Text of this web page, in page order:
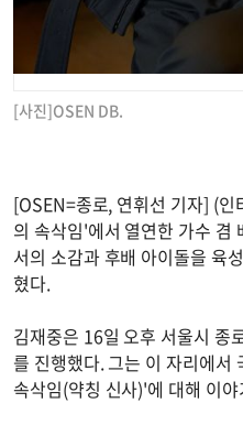
[사진]OSEN DB.
[OSEN=종로, 연휘선 기자] (
의 속삭임'에서 열연한 가수 겸
서의 소감과 후배 아이돌을 육
혔다.
김재중은 16일 오후 서울시 종
를 진행했다. 그는 이 자리에서
속삭임(약칭 신사)'에 대해 이